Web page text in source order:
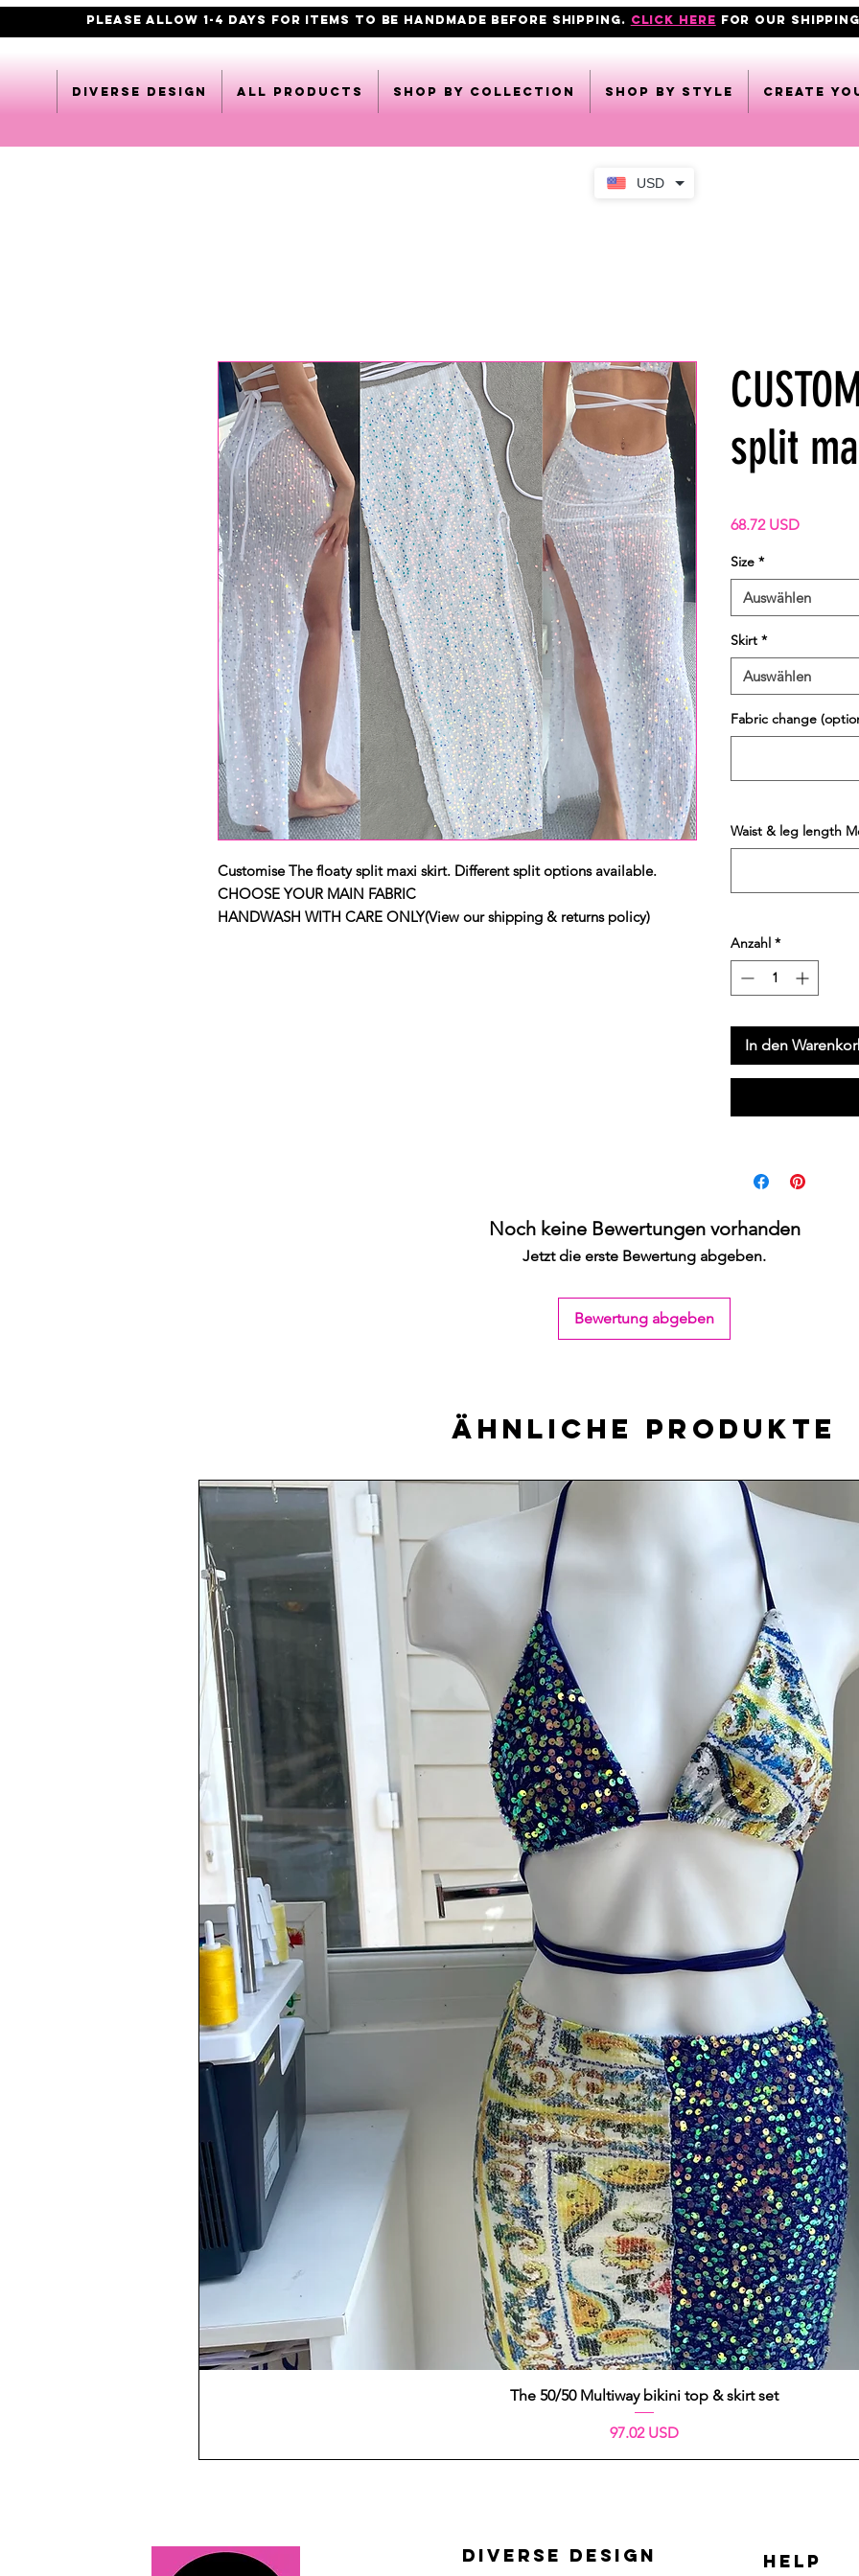
USD
PLEASE ALLOW 1-4 DAYS FOR ITEMS TO BE HANDMADE BEFORE SHIPPING. click here FOR OUR
DIVERSE DESIGN All products Shop by collection Shop by style CREATE
Customise The floaty split maxi skirt. Different split options available.
CHOOSE YOUR MAIN FABRIC
HANDWASH WITH CARE ONLY(View our shipping & returns policy)
split
68.72 USDPreis
Size *
Auswählen
Skirt *
Auswählen
Fabric change
Waist & leg length
Anzahl *
In den
Noch keine Bewertungen vorhanden
Jetzt die erste Bewertung abgeben.
Bewertung abgeben
Ähnliche Produkte
Schnellansicht
The 50/50 Multiway bikini top & skirt set
Preis
97.02 USD
DIVERSE DESIGN HELP